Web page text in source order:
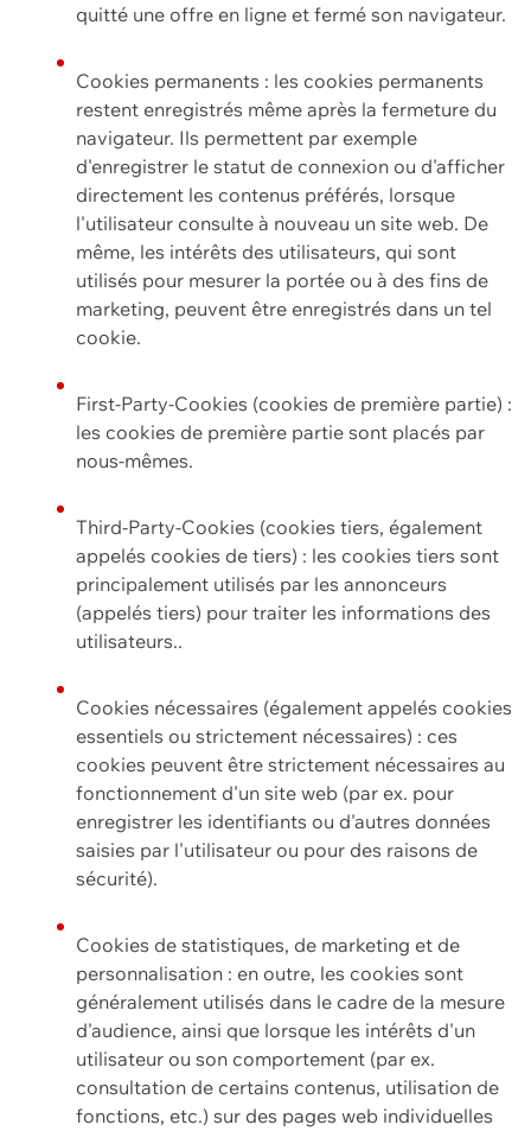
quitté une offre en ligne et fermé son navigateur.
Cookies permanents : les cookies permanents
restent enregistrés même après la fermeture du
navigateur. Ils permettent par exemple
d'enregistrer le statut de connexion ou d'afficher
directement les contenus préférés, lorsque
l'utilisateur consulte à nouveau un site web. De
même, les intérêts des utilisateurs, qui sont
utilisés pour mesurer la portée ou à des fins de
marketing, peuvent être enregistrés dans un tel
cookie.
First-Party-Cookies (cookies de première partie) :
les cookies de première partie sont placés par
nous-mêmes.
Third-Party-Cookies (cookies tiers, également
appelés cookies de tiers) : les cookies tiers sont
principalement utilisés par les annonceurs
(appelés tiers) pour traiter les informations des
utilisateurs..
Cookies nécessaires (également appelés cookies
essentiels ou strictement nécessaires) : ces
cookies peuvent être strictement nécessaires au
fonctionnement d'un site web (par ex. pour
enregistrer les identifiants ou d'autres données
saisies par l'utilisateur ou pour des raisons de
sécurité).
Cookies de statistiques, de marketing et de
personnalisation : en outre, les cookies sont
généralement utilisés dans le cadre de la mesure
d'audience, ainsi que lorsque les intérêts d'un
utilisateur ou son comportement (par ex.
consultation de certains contenus, utilisation de
fonctions, etc.) sur des pages web individuelles